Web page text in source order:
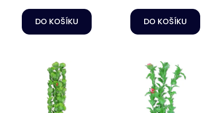
DO KOŠÍKU DO KOŠÍKU